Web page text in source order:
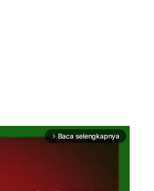
arrow_forward_ios Baca selengkapnya